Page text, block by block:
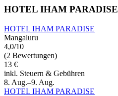
HOTEL IHAM PARADISE
HOTEL IHAM PARADISE
Mangaluru
4,0/10
(2 Bewertungen)
13 €
inkl. Steuern & Gebühren
8. Aug.–9. Aug.
HOTEL IHAM PARADISE